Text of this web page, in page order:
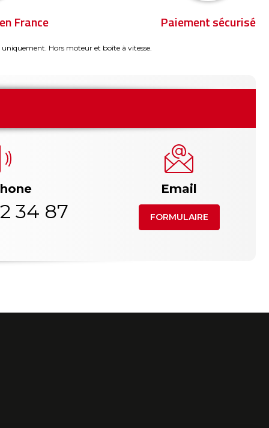
France Paiement sécurisé
Hors moteur et boîte à vitesse.
34 87
Email
FORMULAIRE